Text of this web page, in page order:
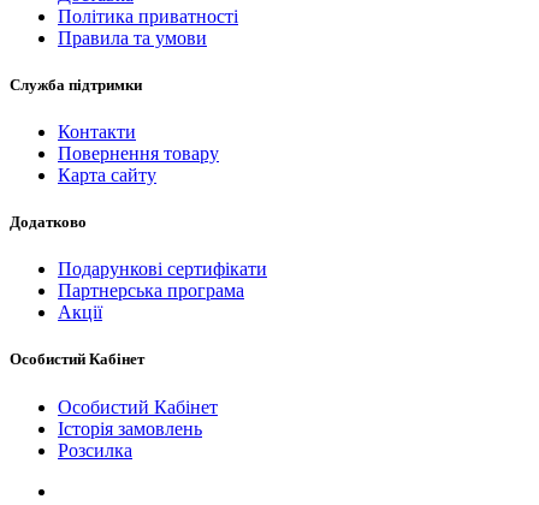
Політика приватності
Правила та умови
Служба підтримки
Контакти
Повернення товару
Карта сайту
Додатково
Подарункові сертифікати
Партнерська програма
Акції
Особистий Кабінет
Особистий Кабінет
Історія замовлень
Розсилка